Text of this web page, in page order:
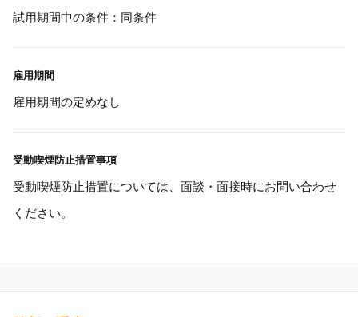
試用期間中の条件：同条件
雇用期間
雇用期間の定めなし
受動喫煙防止措置事項
受動喫煙防止措置については、面談・面接時にお問い合わせ
ください。